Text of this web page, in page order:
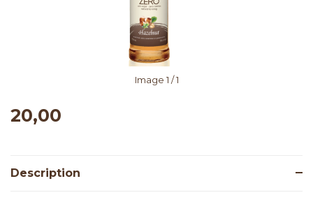
Image 1 / 1
20,00
Description